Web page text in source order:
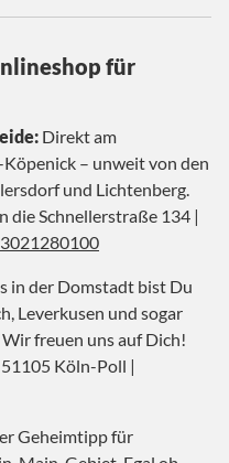
für
Direkt am
– unweit von den
und Lichtenberg.
die Schnellerstraße 134 |
in der Domstadt bist Du
Leverkusen und sogar
freuen uns auf Dich!
Köln-Poll |
Geheimtipp für